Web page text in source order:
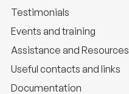
Testimonials
Events and training
Assistance and Resources
Useful contacts and links
Documentation